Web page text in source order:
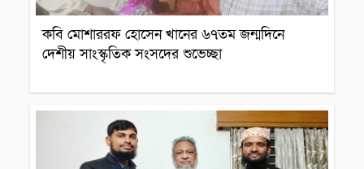
কবি মোশাররফ হোসেন খানের ৬৭তম জন্মদিনে
দেশীয় সাংস্কৃতিক সংসদের শুভেচ্ছা
ব্যক্তিত্ব